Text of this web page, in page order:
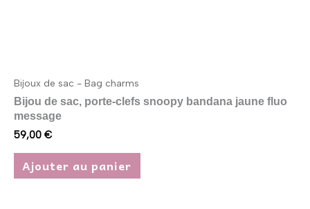
Bijoux de sac - Bag charms
Bijou de sac, porte-clefs snoopy bandana jaune fluo
message
59,00 €
Ajouter au panier